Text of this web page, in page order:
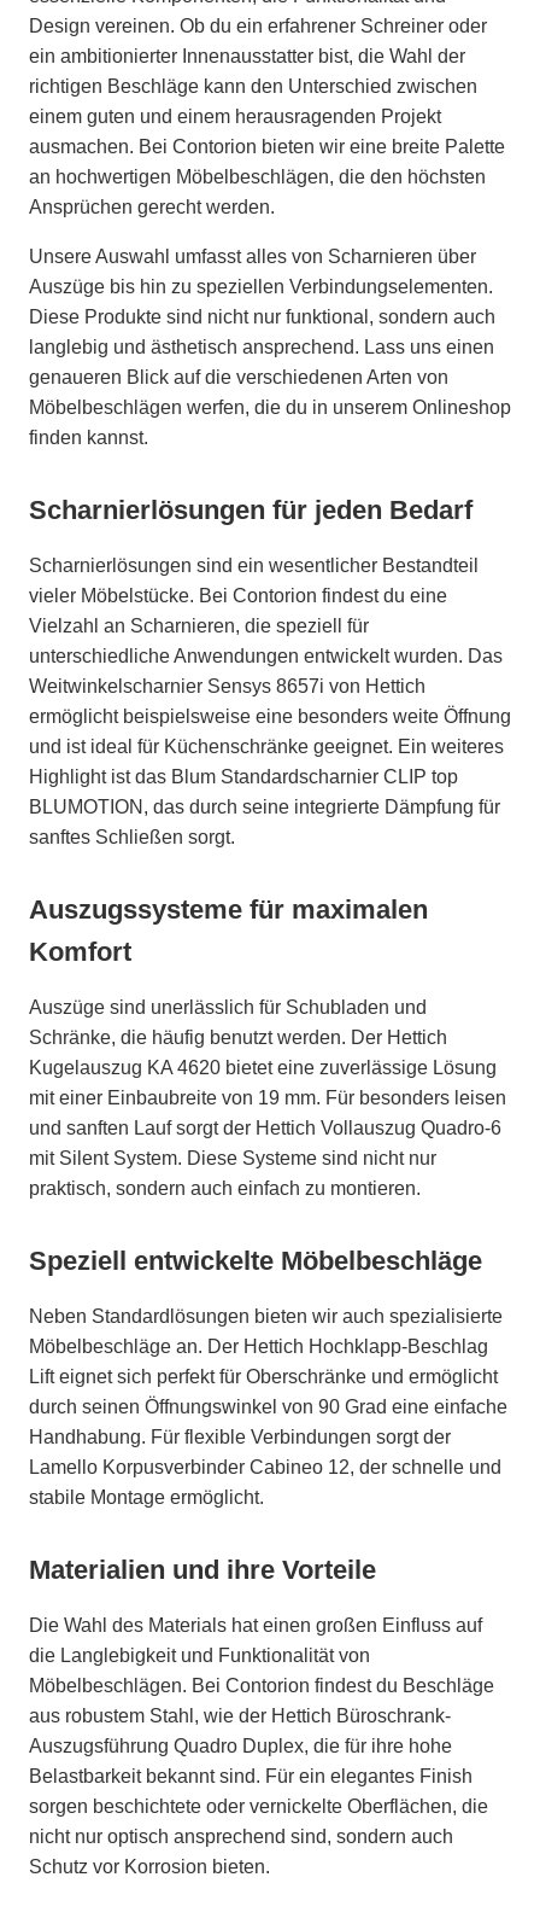
Design vereinen. Ob du ein erfahrener Schreiner oder
ein ambitionierter Innenausstatter bist, die Wahl der
richtigen Beschläge kann den Unterschied zwischen
einem guten und einem herausragenden Projekt
ausmachen. Bei Contorion bieten wir eine breite Palette
an hochwertigen Möbelbeschlägen, die den höchsten
Ansprüchen gerecht werden.
Unsere Auswahl umfasst alles von Scharnieren über
Auszüge bis hin zu speziellen Verbindungselementen.
Diese Produkte sind nicht nur funktional, sondern auch
langlebig und ästhetisch ansprechend. Lass uns einen
genaueren Blick auf die verschiedenen Arten von
Möbelbeschlägen werfen, die du in unserem Onlineshop
finden kannst.
Scharnierlösungen für jeden Bedarf
Scharnierlösungen sind ein wesentlicher Bestandteil
vieler Möbelstücke. Bei Contorion findest du eine
Vielzahl an Scharnieren, die speziell für
unterschiedliche Anwendungen entwickelt wurden. Das
Weitwinkelscharnier Sensys 8657i von Hettich
ermöglicht beispielsweise eine besonders weite Öffnung
und ist ideal für Küchenschränke geeignet. Ein weiteres
Highlight ist das Blum Standardscharnier CLIP top
BLUMOTION, das durch seine integrierte Dämpfung für
sanftes Schließen sorgt.
Auszugssysteme für maximalen
Komfort
Auszüge sind unerlässlich für Schubladen und
Schränke, die häufig benutzt werden. Der Hettich
Kugelauszug KA 4620 bietet eine zuverlässige Lösung
mit einer Einbaubreite von 19 mm. Für besonders leisen
und sanften Lauf sorgt der Hettich Vollauszug Quadro-6
mit Silent System. Diese Systeme sind nicht nur
praktisch, sondern auch einfach zu montieren.
Speziell entwickelte Möbelbeschläge
Neben Standardlösungen bieten wir auch spezialisierte
Möbelbeschläge an. Der Hettich Hochklapp-Beschlag
Lift eignet sich perfekt für Oberschränke und ermöglicht
durch seinen Öffnungswinkel von 90 Grad eine einfache
Handhabung. Für flexible Verbindungen sorgt der
Lamello Korpusverbinder Cabineo 12, der schnelle und
stabile Montage ermöglicht.
Materialien und ihre Vorteile
Die Wahl des Materials hat einen großen Einfluss auf
die Langlebigkeit und Funktionalität von
Möbelbeschlägen. Bei Contorion findest du Beschläge
aus robustem Stahl, wie der Hettich Büroschrank-
Auszugsführung Quadro Duplex, die für ihre hohe
Belastbarkeit bekannt sind. Für ein elegantes Finish
sorgen beschichtete oder vernickelte Oberflächen, die
nicht nur optisch ansprechend sind, sondern auch
Schutz vor Korrosion bieten.